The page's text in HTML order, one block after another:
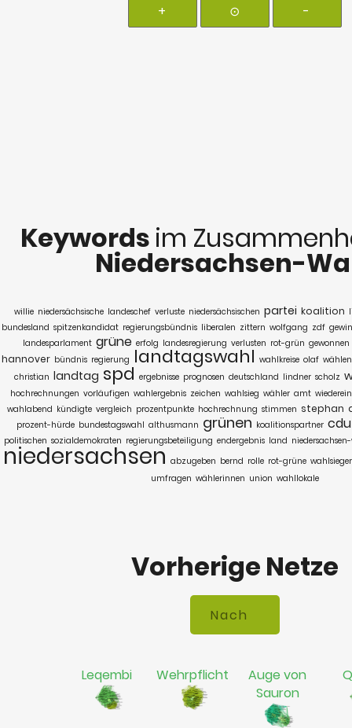
+ ⊙ -
Keywords im
Niedersachsen-
willie niedersächsische landeschef verluste niedersächsischen partei koalition
bundesland spitzenkandidat regierungsbündnis liberalen zittern wolfgang zdf
landesparlament grüne erfolg landesregierung verlusten rot-grün gewonnen
hannover bündnis regierung landtagswahl wahlkreise olaf wählen
christian landtag spd ergebnisse prognosen deutschland lindner scholz
hochrechnungen vorläufigen wahlergebnis zeichen wahlsieg wähler amt
wahlabend kündigte vergleich prozentpunkte hochrechnung stimmen stephan
prozent-hürde bundestagswahl althusmann grünen koalitionspartner cdu
politischen sozialdemokraten regierungsbeteiligung endergebnis land
niedersachsen abzugeben bernd rolle rot-grüne wahlsieger
umfragen wählerinnen union wahllokale
Vorherige Netze
Leqembi Wehrpflicht
Auge von
Sauron